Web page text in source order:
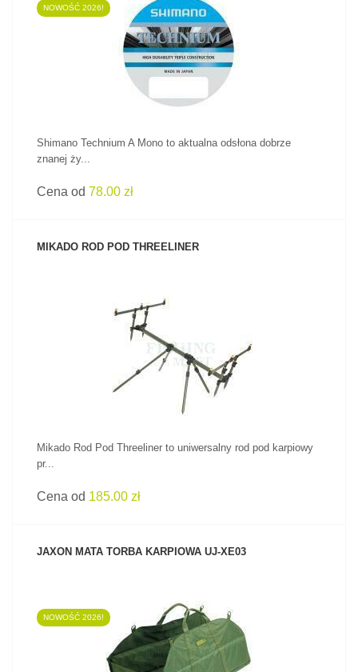
NOWOŚĆ 2026!
ZOBACZ PRODUKT
Shimano Technium A Mono to aktualna odsłona dobrze
znanej ży...
Cena od 78.00 zł
MIKADO ROD POD THREELINER
ZOBACZ PRODUKT
Mikado Rod Pod Threeliner to uniwersalny rod pod karpiowy
pr...
Cena od 185.00 zł
JAXON MATA TORBA KARPIOWA UJ-XE03
NOWOŚĆ 2026!
ZOBACZ PRODUKT